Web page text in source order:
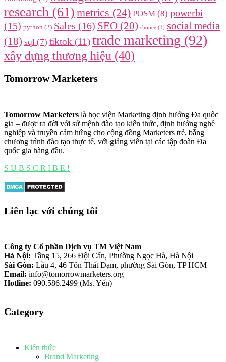
research (61) metrics (24) POSM (8) powerbi
(15) python (2) Sales (16) SEO (20) shopee (1) social media
(18) sql (7) tiktok (11)trade marketing (92)
xây dựng thương hiệu (40)
Tomorrow Marketers
Tomorrow Marketers là học viện Marketing định hướng Đa quốc
gia – được ra đời với sứ mệnh đào tạo kiến thức, định hướng nghề
nghiệp và truyền cảm hứng cho cộng đồng Marketers trẻ, bằng
chương trình đào tạo thực tế, với giảng viên tại các tập đoàn Đa
quốc gia hàng đầu.
S U B S C R I B E !
Liên lạc với chúng tôi
Công ty Cổ phần Dịch vụ TM Việt Nam
Hà Nội: Tầng 15, 266 Đội Cấn, Phường Ngọc Hà, Hà Nội
Sài Gòn: Lầu 4, 46 Tôn Thất Đạm, phường Sài Gòn, TP HCM
Email: info@tomorrowmarketers.org
Hotline: 090.586.2499 (Ms. Yến)
Category
Kiến thức
Brand Marketing